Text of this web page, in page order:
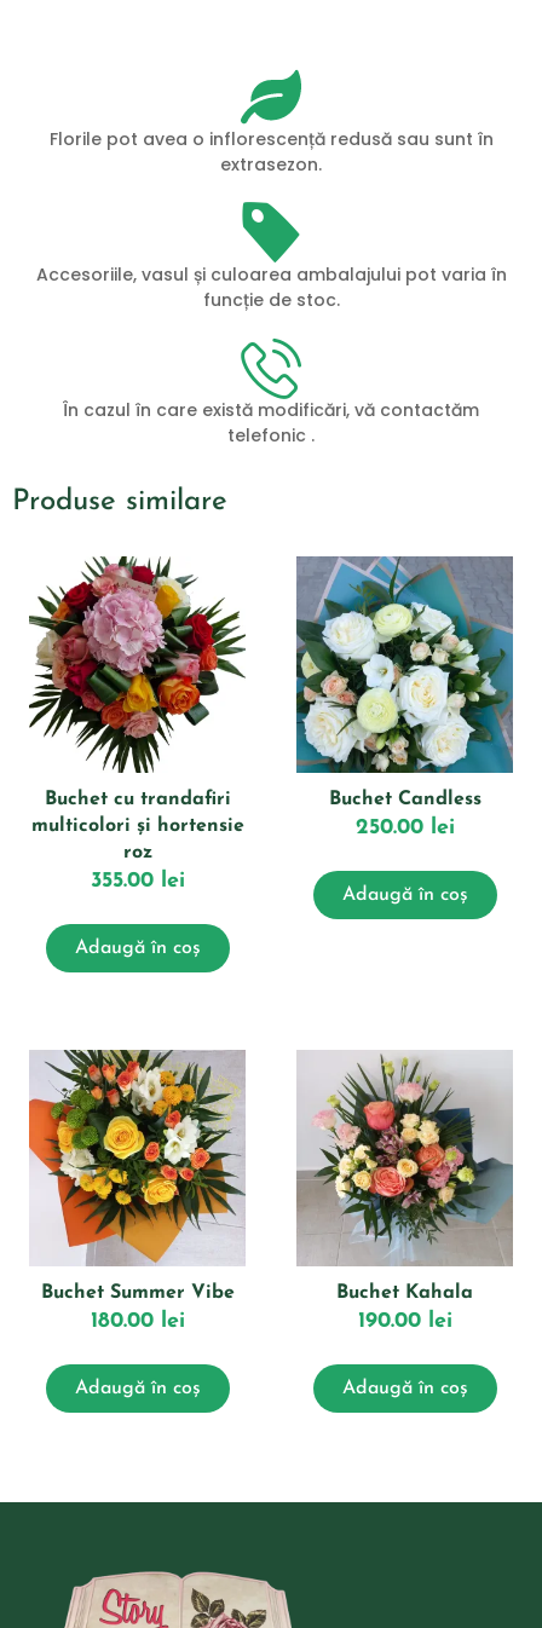
Florile pot avea o inflorescență redusă sau sunt în
extrasezon.
Accesoriile, vasul și culoarea ambalajului pot varia în
funcție de stoc.
În cazul în care există modificări, vă contactăm
telefonic .
Produse similare
Buchet cu trandafiri
multicolori și hortensie
roz
355.00 lei
Adaugă în coș
Buchet Candless
250.00 lei
Adaugă în coș
Buchet Summer Vibe
180.00 lei
Adaugă în coș
Buchet Kahala
190.00 lei
Adaugă în coș